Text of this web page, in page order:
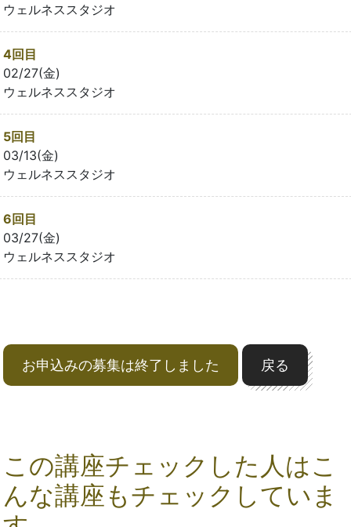
ウェルネススタジオ
4回目
02/27(金)
ウェルネススタジオ
5回目
03/13(金)
ウェルネススタジオ
6回目
03/27(金)
ウェルネススタジオ
お申込みの募集は終了しました 戻る
この講座チェックした人はこ
んな講座もチェックしていま